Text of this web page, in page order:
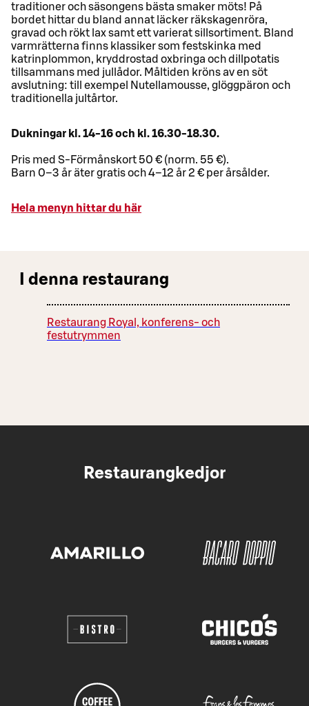
traditioner och säsongens bästa smaker möts! På
bordet hittar du bland annat läcker räkskagenröra,
gravad och rökt lax samt ett varierat sillsortiment. Bland
varmrätterna finns klassiker som festskinka med
katrinplommon, kryddrostad oxbringa och dillpotatis
tillsammans med jullådor. Måltiden kröns av en söt
avslutning: till exempel Nutellamousse, glöggpäron och
traditionella jultårtor.
Dukningar kl. 14-16 och kl. 16.30-18.30.
Pris med S-Förmånskort 50 € (norm. 55 €).
Barn 0–3 år äter gratis och 4–12 år 2 € per årsålder.
Hela menyn hittar du här
I denna restaurang
Restaurang Royal, konferens- och
festutrymmen
Restaurangkedjor